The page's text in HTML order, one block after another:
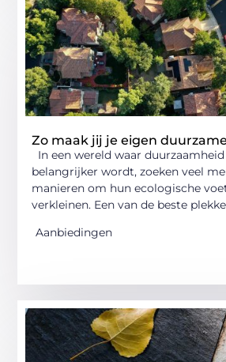
Zo maak jij je eigen
In een wereld waar
belangrijker wordt, zoeken veel
manieren om hun ecologische
verkleinen. Een van de beste
Aanbiedingen